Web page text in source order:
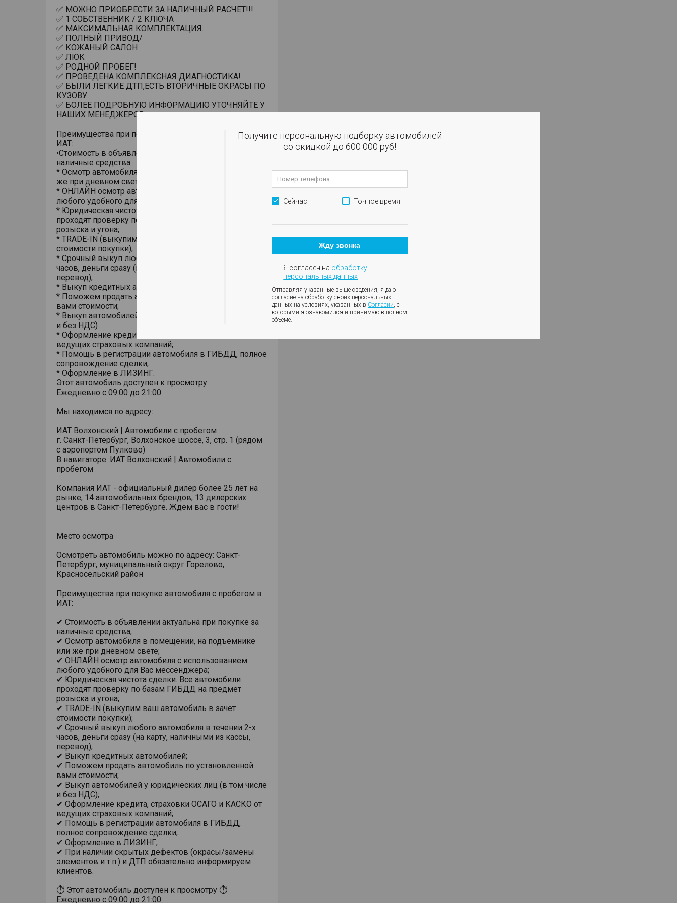
✅ МОЖНО ПРИОБРЕСТИ ЗА НАЛИЧНЫЙ РАСЧЕТ!!!
✅ 1 СОБСТВЕННИК / 2 КЛЮЧА
✅ МАКСИМАЛЬНАЯ КОМПЛЕКТАЦИЯ.
✅ ПОЛНЫЙ ПРИВОД/
✅ КОЖАНЫЙ САЛОН
✅ ЛЮК
✅ РОДНОЙ ПРОБЕГ!
✅ ПРОВЕДЕНА КОМПЛЕКСНАЯ ДИАГНОСТИКА!
✅ БЫЛИ ЛЕГКИЕ ДТП,ЕСТЬ ВТОРИЧНЫЕ ОКРАСЫ ПО
КУЗОВУ
✅ БОЛЕЕ ПОДРОБНУЮ ИНФОРМАЦИЮ УТОЧНЯЙТЕ У
НАШИХ МЕНЕДЖЕРОВ.
Преимущества при покупке автомобиля с пробегом в
ИАТ:
•Стоимость в объявлении актуальна при покупке за
наличные средства
* Осмотр автомобиля в помещении, на подъемнике или
же при дневном свете;
* ОНЛАЙН осмотр автомобиля с использованием
любого удобного для Вас мессенджера;
* Юридическая чистота сделки. Все автомобили
проходят проверку по базам ГИБДД на предмет
розыска и угона;
* TRADE-IN (выкупим ваш автомобиль в зачет
стоимости покупки);
* Срочный выкуп любого автомобиля в течении 2-х
часов, деньги сразу (на карту, наличными из кассы,
перевод);
* Выкуп кредитных автомобилей,
* Поможем продать автомобиль по установленной
вами стоимости;
* Выкуп автомобилей у юридических лиц (в том числе
и без НДС)
* Оформление кредита, страховки ОСАГО и КАСКО от
ведущих страховых компаний;
* Помощь в регистрации автомобиля в ГИБДД, полное
сопровождение сделки;
* Оформление в ЛИЗИНГ.
Этот автомобиль доступен к просмотру
Ежедневно с 09:00 до 21:00
Мы находимся по адресу:
ИАТ Волхонский | Автомобили с пробегом
г. Санкт-Петербург, Волхонское шоссе, 3, стр. 1 (рядом
с аэропортом Пулково)
В навигаторе: ИАТ Волхонский | Автомобили с
пробегом
Компания ИАТ - официальный дилер более 25 лет на
рынке, 14 автомобильных брендов, 13 дилерских
центров в Санкт-Петербурге. Ждем вас в гости!
Место осмотра
Осмотреть автомобиль можно по адресу: Санкт-
Петербург, муниципальный округ Горелово,
Красносельский район
Преимущества при покупке автомобиля с пробегом в
ИАТ:
✔ Стоимость в объявлении актуальна при покупке за
наличные средства;
✔ Осмотр автомобиля в помещении, на подъемнике
или же при дневном свете;
✔ ОНЛАЙН осмотр автомобиля с использованием
любого удобного для Вас мессенджера;
✔ Юридическая чистота сделки. Все автомобили
проходят проверку по базам ГИБДД на предмет
розыска и угона;
✔ TRADE-IN (выкупим ваш автомобиль в зачет
стоимости покупки);
✔ Срочный выкуп любого автомобиля в течении 2-х
часов, деньги сразу (на карту, наличными из кассы,
перевод);
✔ Выкуп кредитных автомобилей;
✔ Поможем продать автомобиль по установленной
вами стоимости;
✔ Выкуп автомобилей у юридических лиц (в том числе
и без НДС);
✔ Оформление кредита, страховки ОСАГО и КАСКО от
ведущих страховых компаний;
✔ Помощь в регистрации автомобиля в ГИБДД,
полное сопровождение сделки;
✔ Оформление в ЛИЗИНГ;
✔ При наличии скрытых дефектов (окрасы/замены
элементов и т.п.) и ДТП обязательно информируем
клиентов.
⏱ Этот автомобиль доступен к просмотру ⏱
Ежедневно с 09:00 до 21:00
Получите персональную подборку автомобилей
со скидкой до 600 000 руб!
Сейчас Точное время
Жду звонка
Я согласен на обработку
персональных данных
Отправляя указанные выше сведения, я даю
согласие на обработку своих персональных
данных на условиях, указанных в Согласии, с
которыми я ознакомился и принимаю в полном
объеме.